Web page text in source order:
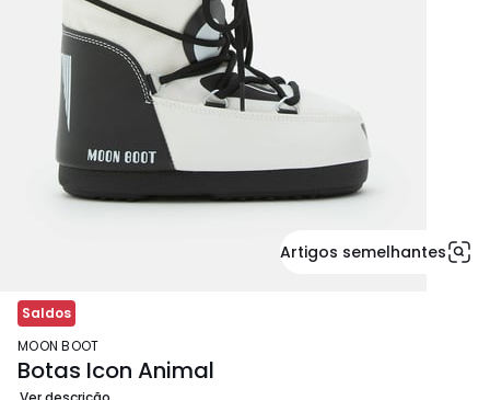
Artigos semelhantes
Saldos
MOON BOOT
Botas Icon Animal